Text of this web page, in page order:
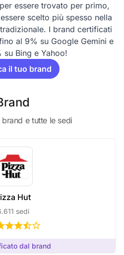
essere trovato per primo,
scelto più spesso nella
I brand certificati
al 9% su Google Gemini e
su Bing e Yahoo!
il tuo brand
e tutte le sedi
Hut
sedi
dal brand